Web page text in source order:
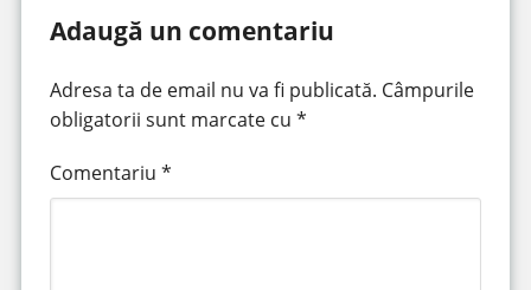
Adaugă un comentariu
Adresa ta de email nu va fi publicată. Câmpurile
obligatorii sunt marcate cu *
Comentariu *